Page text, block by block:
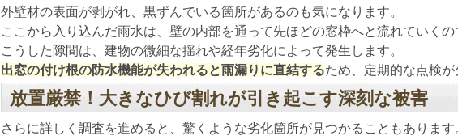
外壁材の表面が剥がれ、黒ずんでいる箇所があるのも気になります。
ここから入り込んだ雨水は、壁の内部を通って先ほどの窓枠へと流れていくの
こうした隙間は、建物の微細な揺れや経年劣化によって発生します。
出窓の付け根の防水機能が失われると雨漏りに直結するため、定期的な点検が
放置厳禁！大きなひび割れが引き起こす深刻な被害
さらに詳しく調査を進めると、驚くような劣化箇所が見つかることもあります